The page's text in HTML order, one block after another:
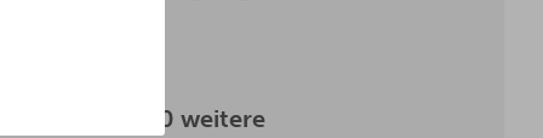
über 50 weitere